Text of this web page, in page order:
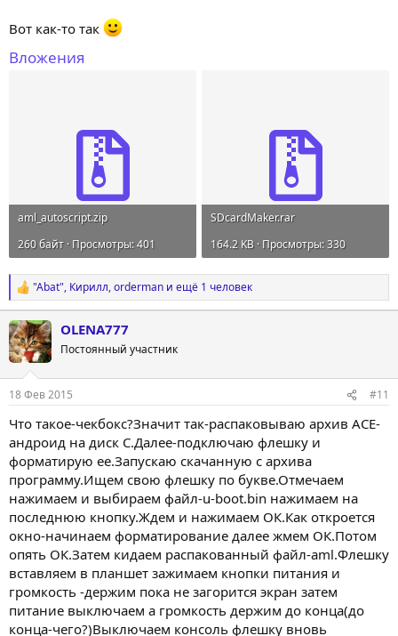
Вот как-то так
Вложения
aml_autoscript.zip
260 байт · Просмотры: 401
SDcardMaker.rar
164.2 KB · Просмотры: 330
Р
е
а
к
ц
и
и
:
"Abat", Кирилл,orderman и ещё 1 человек
OLENA777
Постоянный участник
18 Фев 2015 #11
Что такое-чекбокс?Значит так-распаковываю архив АСЕ-
андроид на диск С.Далее-подключаю флешку и
форматирую ее.Запускаю скачанную с архива
программу.Ищем свою флешку по букве.Отмечаем
нажимаем и выбираем файл-u-boot.bin нажимаем на
последнюю кнопку.Ждем и нажимаем ОК.Как откроется
окно-начинаем форматирование далее жмем ОК.Потом
опять ОК.Затем кидаем распакованный файл-aml.Флешку
вставляем в планшет зажимаем кнопки питания и
громкость -держим пока не загорится экран затем
питание выключаем а громкость держим до конца(до
конца-чего?)Выключаем консоль флешку вновь